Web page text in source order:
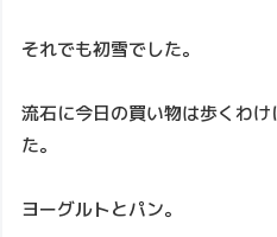
それでも初雪でした。
流石に今日の買い物は歩くわ
た。
ヨーグルトとパン。